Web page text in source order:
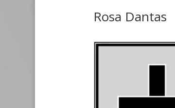
Rosa Dantas